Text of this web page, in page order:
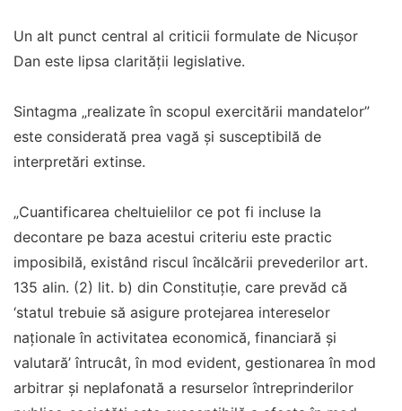
Un alt punct central al criticii formulate de Nicușor
Dan este lipsa clarității legislative.
Sintagma „realizate în scopul exercitării mandatelor”
este considerată prea vagă și susceptibilă de
interpretări extinse.
„Cuantificarea cheltuielilor ce pot fi incluse la
decontare pe baza acestui criteriu este practic
imposibilă, existând riscul încălcării prevederilor art.
135 alin. (2) lit. b) din Constituţie, care prevăd că
‘statul trebuie să asigure protejarea intereselor
naţionale în activitatea economică, financiară şi
valutară’ întrucât, în mod evident, gestionarea în mod
arbitrar şi neplafonată a resurselor întreprinderilor